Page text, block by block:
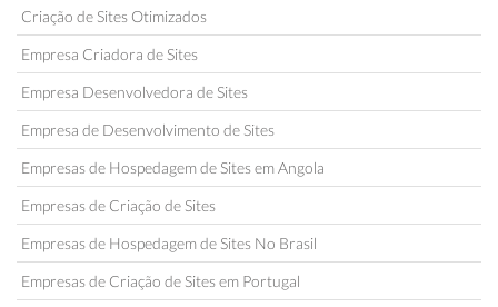
Criação de Sites Otimizados
Empresa Criadora de Sites
Empresa Desenvolvedora de Sites
Empresa de Desenvolvimento de Sites
Empresas de Hospedagem de Sites em Angola
Empresas de Criação de Sites
Empresas de Hospedagem de Sites No Brasil
Empresas de Criação de Sites em Portugal